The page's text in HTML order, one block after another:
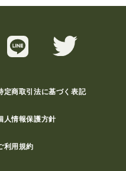
定商取引法に基づく表記
人情報保護方針
利用規約